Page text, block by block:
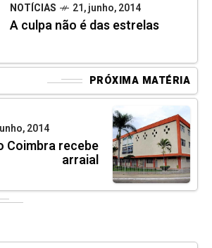
NOTÍCIAS 21, junho, 2014
A culpa não é das estrelas
PRÓXIMA MATÉRIA
2014
Coimbra recebe
arraial